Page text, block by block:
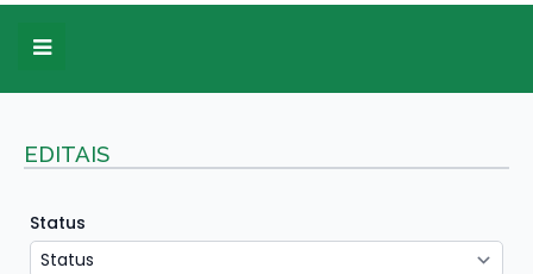
EDITAIS
Status